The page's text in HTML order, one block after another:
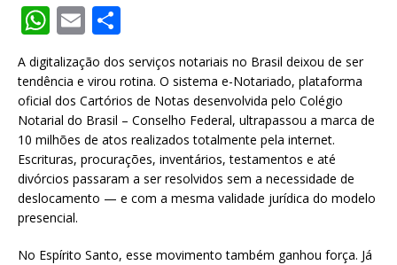
W
h
at
s
A
p
p
E
m
ai
l
ar
e
A digitalização dos serviços notariais no Brasil deixou de ser
tendência e virou rotina. O sistema e-Notariado, plataforma
oficial dos Cartórios de Notas desenvolvida pelo Colégio
Notarial do Brasil – Conselho Federal, ultrapassou a marca de
10 milhões de atos realizados totalmente pela internet.
Escrituras, procurações, inventários, testamentos e até
divórcios passaram a ser resolvidos sem a necessidade de
deslocamento — e com a mesma validade jurídica do modelo
presencial.
No Espírito Santo, esse movimento também ganhou força. Já